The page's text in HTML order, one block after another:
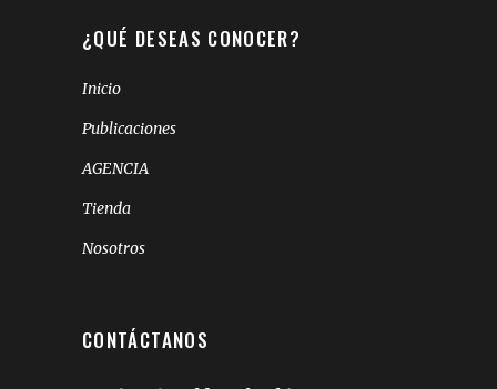
¿QUÉ DESEAS CONOCER?
Inicio
Publicaciones
AGENCIA
Tienda
Nosotros
CONTÁCTANOS